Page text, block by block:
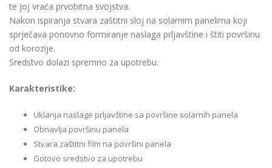
te joj vraća prvobitna svojstva.
Nakon ispiranja stvara zaštitni sloj na solarnim panelima koji
sprječava ponovno formiranje naslaga prljavštine i štiti površinu
od korozije.
Sredstvo dolazi spremno za upotrebu.
Karakteristike:
Uklanja naslage prljavštine sa površine solarnih panela
Obnavlja površinu panela
Stvara zaštitni film na površini panela
Gotovo sredstvo za upotrebu